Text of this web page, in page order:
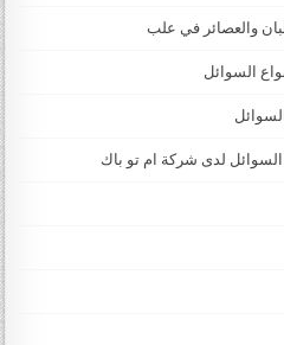
والعصائر في علب
السوائل
السوائل لدى شركة ام تو باك